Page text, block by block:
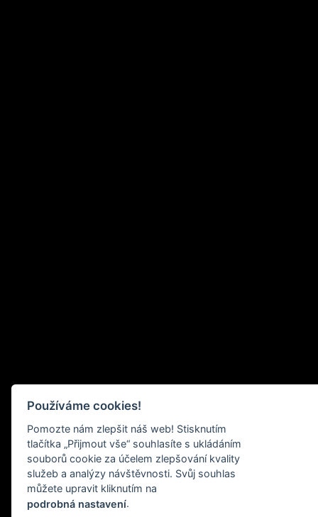
Používáme cookies!
Pomozte nám zlepšit náš web! Stisknutím
tlačítka „Přijmout vše“ souhlasíte s ukládáním
souborů cookie za účelem zlepšování kvality
služeb a analýzy návštěvnosti. Svůj souhlas
můžete upravit kliknutím na
podrobná nastavení.